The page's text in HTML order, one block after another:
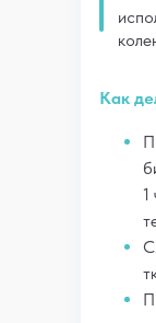
Как
1